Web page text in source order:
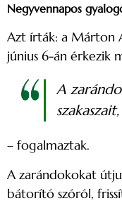
Negyvennapos
Azt írták: a Márton
június 6-án érkezik
A
– fogalmaztak.
A zarándokokat
bátorító szóról,